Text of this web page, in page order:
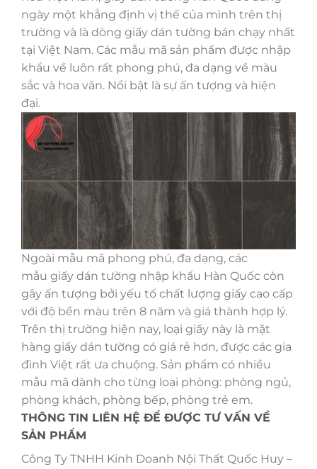
ngày một khẳng định vị thế của mình trên thị
trường và là dòng giấy dán tường bán chạy nhất
tại Việt Nam. Các mẫu mã sản phẩm được nhập
khẩu về luôn rất phong phú, đa dạng về màu
sắc và hoa văn. Nổi bật là sự ấn tượng và hiện
đại.
Ngoài mẫu mã phong phú, đa dạng, các
mẫu giấy dán tường nhập khẩu Hàn Quốc còn
gây ấn tượng bởi yếu tố chất lượng giấy cao cấp
với độ bền màu trên 8 năm và giá thành hợp lý.
Trên thị trường hiện nay, loại giấy này là mặt
hàng giấy dán tường có giá rẻ hơn, được các gia
đình Việt rất ưa chuộng. Sản phẩm có nhiều
mẫu mã dành cho từng loại phòng: phòng ngủ,
phòng khách, phòng bếp, phòng trẻ em.
THÔNG TIN LIÊN HỆ ĐỂ ĐƯỢC TƯ VẤN VỀ
SẢN PHẨM
Công Ty TNHH Kinh Doanh Nội Thất Quốc Huy –